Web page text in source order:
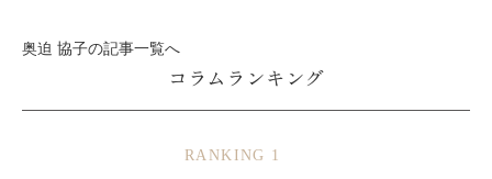
奥迫 協子の記事一覧へ
コラムランキング
RANKING 1